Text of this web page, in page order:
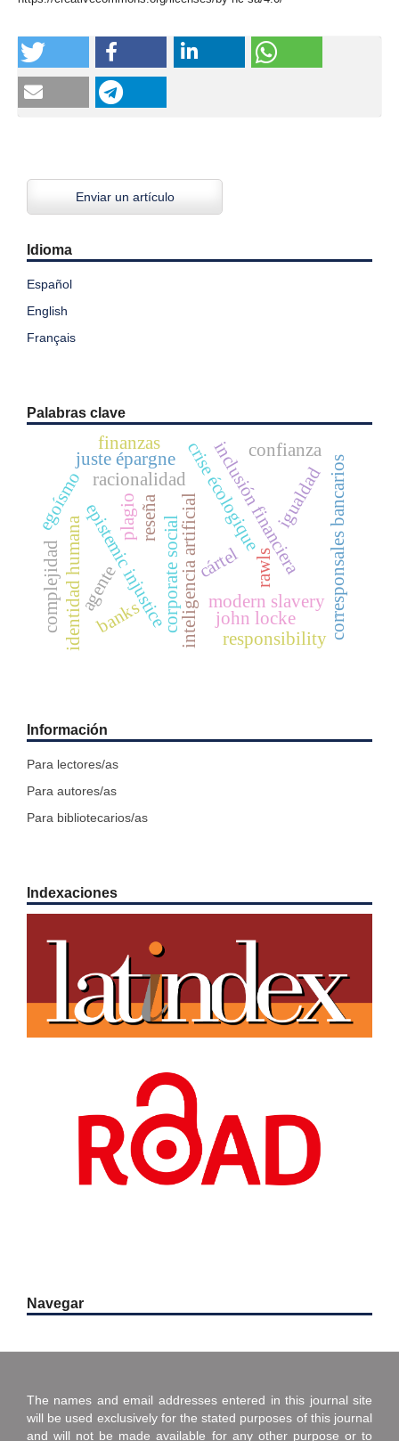
Enviar un artículo
Idioma
Español
English
Français
Palabras clave
reseña
epistemic injustice modern slavery
inteligencia artificial
racionalidad
identidad humana
crise écologique
juste épargne
rawls
inclusión financieracorresponsales bancarios
igualdad
john locke
corporate social
responsibility
egoísmo
cártel
confianza
plagio
banks
agente
complejidad
finanzas
Información
Para lectores/as
Para autores/as
Para bibliotecarios/as
Indexaciones
Navegar
The names and email addresses entered in this journal site
will be used exclusively for the stated purposes of this journal
and will not be made available for any other purpose or to